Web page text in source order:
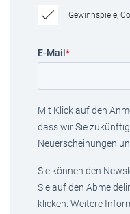
Gewinnspiele,
E-Mail *
Mit Klick auf den
dass wir Sie
Neuerscheinungen
Sie können den
Sie auf den
klicken. Weitere